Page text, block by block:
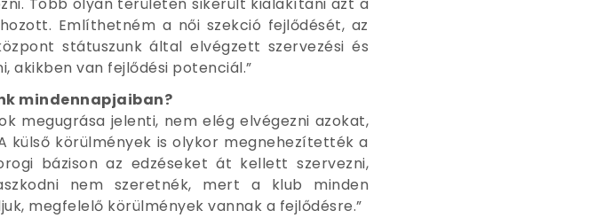
Említhetném a női szekció fejlődését, az
státuszunk által elvégzett szervezési és
akikben van fejlődési potenciál.”
mindennapjaiban?
megugrása jelenti, nem elég elvégezni azokat,
külső körülmények is olykor megnehezítették a
bázison az edzéseket át kellett szervezni,
nem szeretnék, mert a klub minden
megfelelő körülmények vannak a fejlődésre.”